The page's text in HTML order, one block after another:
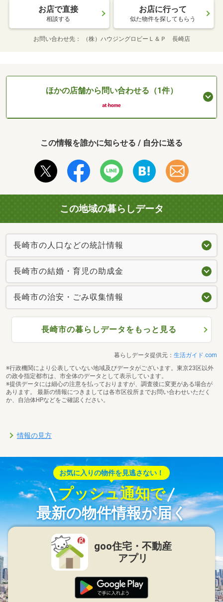
お店で直接
相談する
お店に行って
似た物件を探してもらう
お問い合わせ先 （株）ハウジングロビーＬ＆Ｐ 長崎店
ほかの店舗から問い合わせる（1件）
この情報を誰かに知らせる / 自分に送る
この地域の暮らしデータ
長崎市の人口などの統計情報
長崎市の結婚・育児の助成金
長崎市の治安・ごみ収集情報
長崎市の暮らしデータをもっと見る
暮らしデータ提供元： 生活ガイド.com
※行政機関により公表していない地域及びデータがございます。東京23区以外
の政令指定都市は、市全体のデータとして表示しています。
※提供データには細心の注意を払っておりますが、調査後に変更がある場合が
あります。 最新の情報につきましては各市区役所までお問い合わせいただく
か、自治体HPなどをご確認ください。
情報の見方
お気に入りの物件を見逃さない！
プッシュ通知で
最新の物件情報が届く
goo住宅・不動産
アプリ